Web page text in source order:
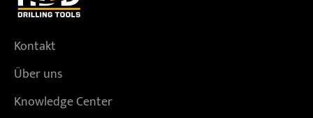
Kontakt
Über uns
Knowledge Center